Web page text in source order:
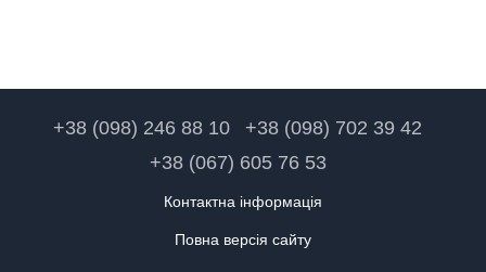
+38 (098) 246 88 10
+38 (098) 702 39 42
+38 (067) 605 76 53
Контактна інформація
Повна версія сайту